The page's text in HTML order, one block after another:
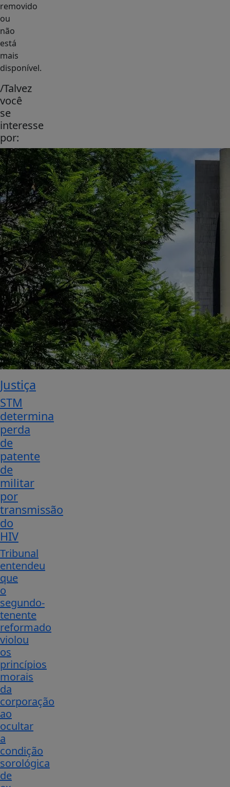
removido
ou
não
está
mais
disponível.
/Talvez
você
se
interesse
por:
Justiça
STM
determina
perda
de
patente
de
militar
por
transmissão
do
HIV
Tribunal
entendeu
que
o
segundo-
tenente
reformado
violou
os
princípios
morais
da
corporação
ao
ocultar
a
condição
sorológica
de